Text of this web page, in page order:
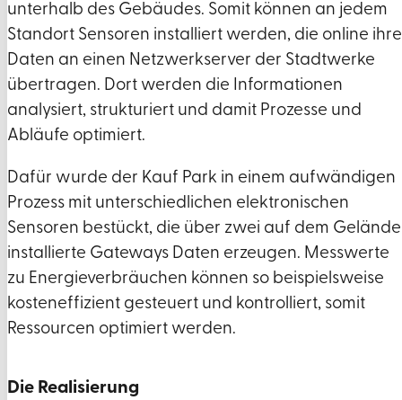
unterhalb des Gebäudes. Somit können an jedem
Standort Sensoren installiert werden, die online ihre
Daten an einen Netzwerkserver der Stadtwerke
übertragen. Dort werden die Informationen
analysiert, strukturiert und damit Prozesse und
Abläufe optimiert.
Dafür wurde der Kauf Park in einem aufwändigen
Prozess mit unterschiedlichen elektronischen
Sensoren bestückt, die über zwei auf dem Gelände
installierte Gateways Daten erzeugen. Messwerte
zu Energieverbräuchen können so beispielsweise
kosteneffizient gesteuert und kontrolliert, somit
Ressourcen optimiert werden.
Die Realisierung